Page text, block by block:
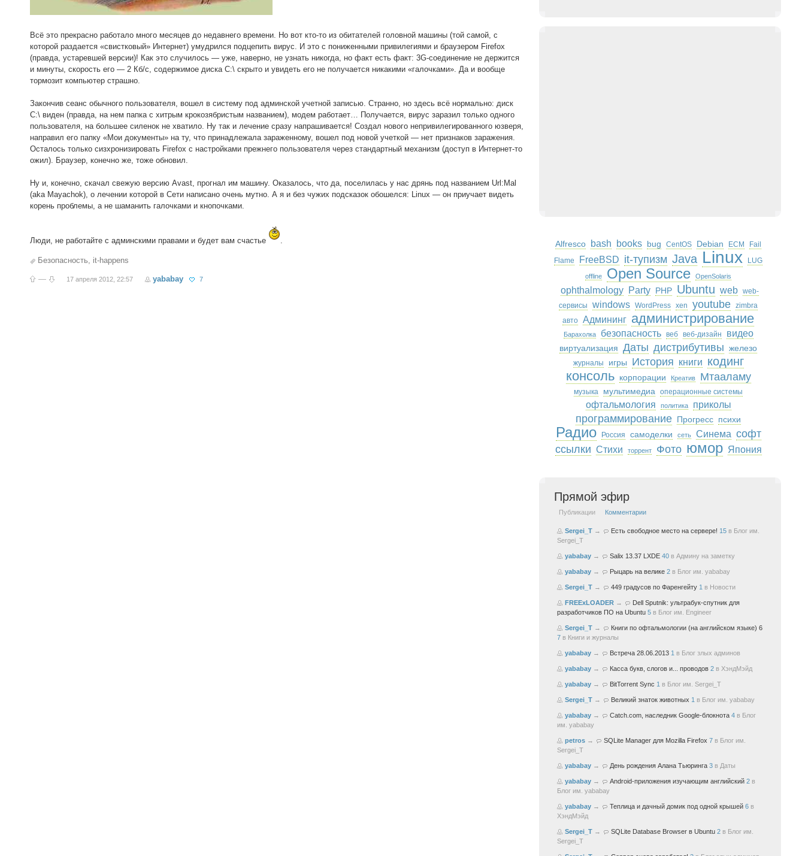
Всё это прекрасно работало много месяцев до недавнего времени. Но вот кто-то из обитателей головной машины (той самой, с
которой раздается «свистковый» Интернет) умудрился подцепить вирус. И это с пониженными привилегиями и браузером Firefox
(правда, устаревшей версии)! Как это случилось — уже, наверно, не узнать никогда, но факт есть факт: 3G-соединение не держится
и минуты, скорость его — 2 Кб/с, содержимое диска C:\ скрыто и увидеть его не получается никакими «галочками». Да и вообще
тормозит компьютер страшно.
Закончив сеанс обычного пользователя, вошел в систему под админской учетной записью. Странно, но здесь всё нормально: диск
C:\ виден (правда, на нем папка с хитрым крокозябристым названием), модем работает… Получается, вирус заразил только одного
пользователя, на большее силенок не хватило. Ну так и лечение сразу напрашивается! Создал нового непривилегированного юзверя,
направил его папку «Мои документы» на ту, что принадлежала зараженному, вошел под новой учеткой — нет признаков заражения.
Осталось только сизхронизировать Firefox с настройками прежнего пользователя через стандартный механизм (доступ в Интернет-то
ожил). Браузер, конечно же, тоже обновил.
Ну и, конечно, скачал свежую версию Avast, прогнал им машину. Оказалось, что да, поселилась у нас дрянь под названием Url:Mal
(aka Mayachok), о лечении которой в Сети написано очень мутно. А я и без чужих подсказок обошелся: Linux — он приучает видеть
корень проблемы, а не шаманить галочками и кнопочками.
Люди, не работайте с админскими правами и будет вам счастье .
Безопасность, it-happens
— 17 апреля 2012, 22:57 yababay 7
Alfresco bash books bug CentOS Debian ECM
Fail
Flame
FreeBSD it-тупизм Java Linux LUG
offline Open Source OpenSolaris
ophthalmology Party PHP Ubuntu web web-
сервисы
windows WordPress xen youtube zimbra
авто Админинг администрирование
Барахолка безопасность веб веб-дизайн видео
виртуализация Даты дистрибутивы железо
журналы игры История книги кодинг
консоль корпорации Креатив Мтааламу
музыка мультимедиа операционные системы
офтальмология политика приколы
программирование Прогресс психи
Радио Россия самоделки сеть Синема софт
ссылки Стихи торрент Фото юмор Япония
Прямой эфир
Публикации Комментарии
Sergei_T→ Есть свободное место на сервере! 15в Блог им.
Sergei_T
yababay→ Salix 13.37 LXDE 40в Админу на заметку
yababay→ Рыцарь на велике 2в Блог им. yababay
Sergei_T→ 449 градусов по Фаренгейту 1 в Новости
FREExLOADER→
Dell Sputnik: ультрабук-спутник для
разработчиков ПО на Ubuntu 5в Блог им. Engineer
Sergei_T→
Книги по офтальмологии (на английском языке) 6
7в Книги и журналы
yababay→ Встреча 28.06.2013 1 в Блог злых админов
yababay→ Касса букв, слогов и... проводов 2в ХэндМэйд
yababay→ BitTorrent Sync 1 в Блог им. Sergei_T
Sergei_T→ Великий знаток животных 1 в Блог им. yababay
yababay→ Catch.com, наследник Google-блокнота 4в Блог
им. yababay
petros→ SQLite Manager для Mozilla Firefox 7в Блог им.
Sergei_T
yababay→ День рождения Алана Тьюринга 3в Даты
yababay→ Android-приложения изучающим английский 2в
Блог им. yababay
yababay→ Теплица и дачный домик под одной крышей 6в
ХэндМэйд
Sergei_T→ SQLite Database Browser в Ubuntu 2в Блог им.
Sergei_T